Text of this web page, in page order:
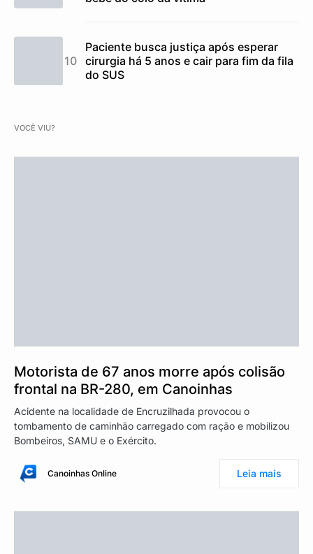
Paciente busca justiça após esperar
cirurgia há 5 anos e cair para fim da fila
do SUS
VOCÊ VIU?
Motorista de 67 anos morre após colisão
frontal na BR-280, em Canoinhas
Acidente na localidade de Encruzilhada provocou o
tombamento de caminhão carregado com ração e mobilizou
Bombeiros, SAMU e o Exército.
Canoinhas Online Leia mais